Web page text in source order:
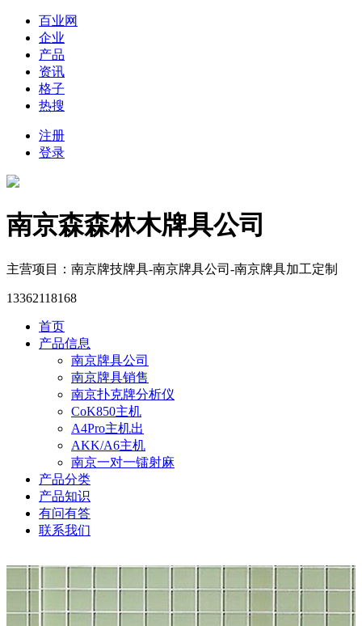
百业网
企业
产品
资讯
格子
热搜
注册
登录
南京森森林木牌具公司
主营项目：南京牌技牌具-南京牌具公司-南京牌具加工定制
13362118168
首页
产品信息
南京牌具公司
南京牌具销售
南京扑克牌分析仪
CoK850主机
A4Pro主机出
AKK/A6主机
南京一对一镭射麻
产品分类
产品知识
有问有答
联系我们